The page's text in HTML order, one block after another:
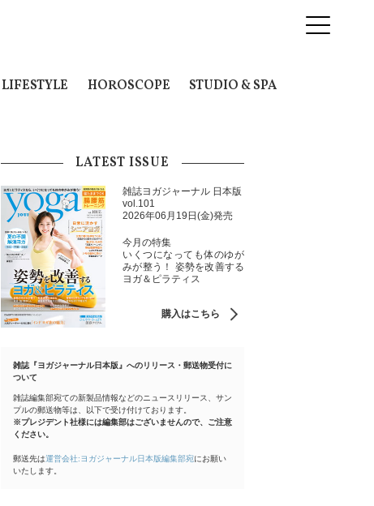
LIFESTYLE HOROSCOPE STUDIO & SPA
LATEST ISSUE
雑誌ヨガジャーナル 日本版
vol.101
2026年06月19日(金)発売
今月の特集
いくつになっても体のゆが
みが整う！ 姿勢を改善する
ヨガ＆ピラティス
購入はこちら
雑誌『ヨガジャーナル日本版』へのリリース・郵送物受付に
ついて
雑誌編集部宛ての新製品情報などのニュースリリース、サン
プルの郵送物等は、以下で受け付けております。
※プレジデント社様には編集部はございませんので、ご注意
ください。
郵送先は運営会社:ヨガジャーナル日本版編集部宛にお願い
いたします。